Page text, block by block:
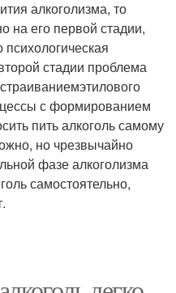
алкоголизма, то
на его первой стадии,
стадии проблема
с формированием
пить алкоголь самому
но чрезвычайно
фазе алкоголизма
самостоятельно,